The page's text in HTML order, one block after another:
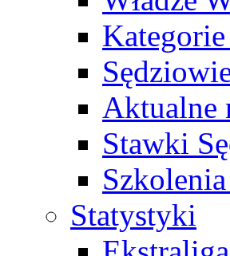
Aktualne
Stawki
Statystyki